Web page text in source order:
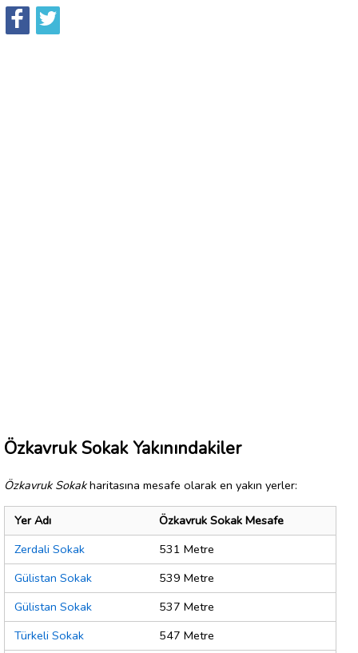
Özkavruk Sokak Yakınındakiler
Özkavruk Sokakharitasına mesafe olarak en yakın yerler:
Yer Adı
Özkavruk Sokak Mesafe
Zerdali Sokak
531 Metre
Gülistan Sokak
539 Metre
Gülistan Sokak
537 Metre
Türkeli Sokak
547 Metre